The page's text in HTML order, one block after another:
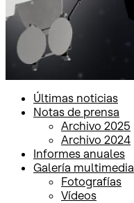
Últimas noticias
Notas de prensa
Archivo 2025
Archivo 2024
Informes anuales
Galería multimedia
Fotografías
Vídeos